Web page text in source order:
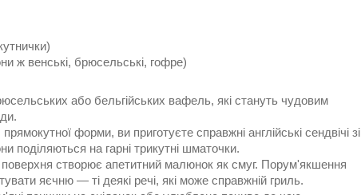
ж венські, брюсельські, гофре)
або бельгійських вафель, які стануть чудовим
форми, ви приготуєте справжні англійські сендвічі зі
поділяються на гарні трикутні шматочки.
створює апетитний малюнок як смуг. Порум'якшення
яєчню — ті деякі речі, які може справжній гриль.